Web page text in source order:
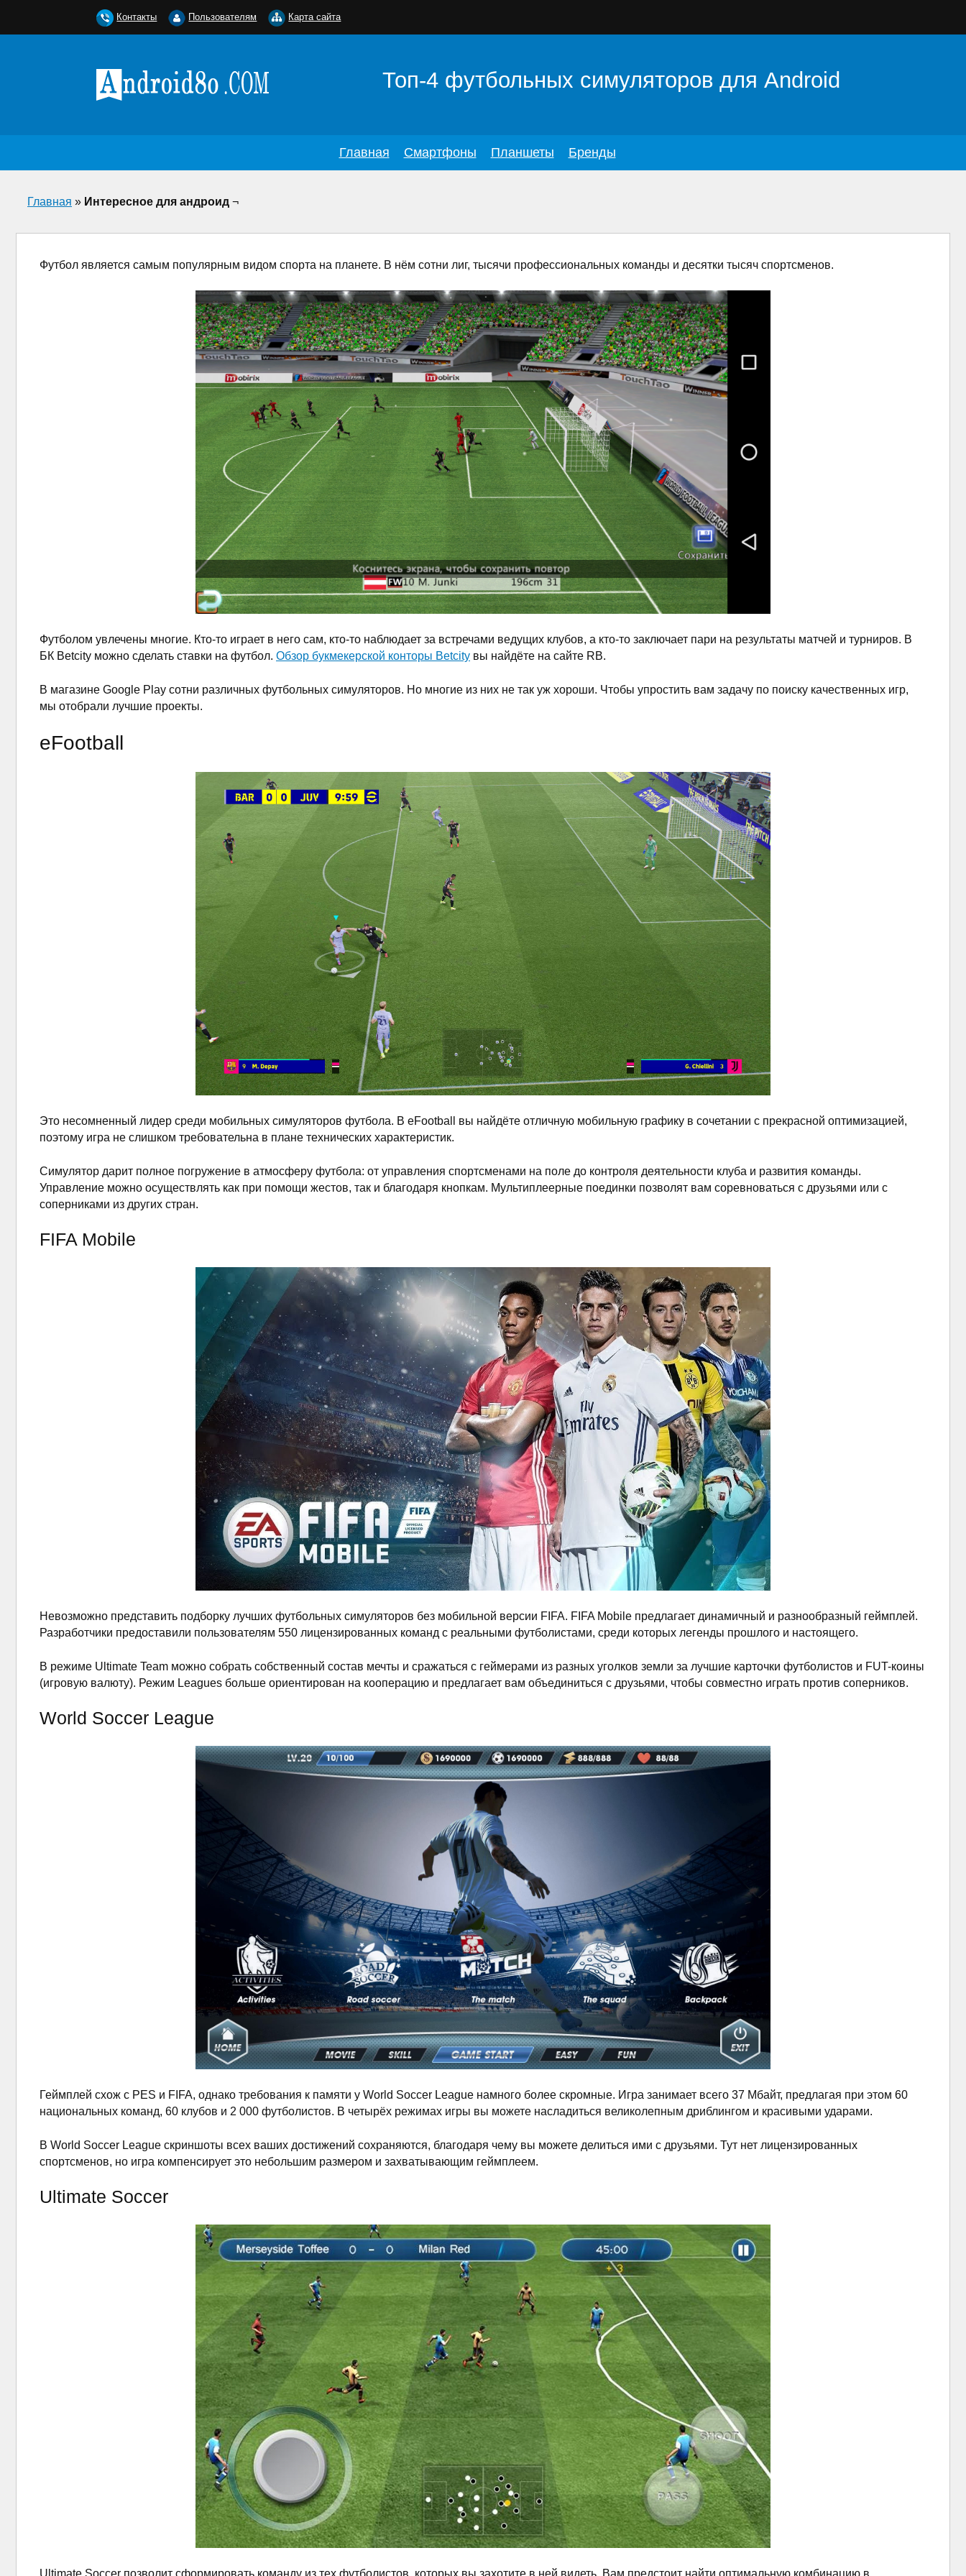
Топ-4 футбольных симуляторов для Android
Главная Смартфоны Планшеты Бренды
Главная » Интересное для андроид ¬
Футбол является самым популярным видом спорта на планете. В нём сотни лиг, тысячи профессиональных команды и десятки тысяч спортсменов.
Футболом увлечены многие. Кто-то играет в него сам, кто-то наблюдает за встречами ведущих клубов, а кто-то заключает пари на результаты матчей и турниров. В
БК Betcity можно сделать ставки на футбол. Обзор букмекерской конторы Betcity вы найдёте на сайте RB.
В магазине Google Play сотни различных футбольных симуляторов. Но многие из них не так уж хороши. Чтобы упростить вам задачу по поиску качественных игр,
мы отобрали лучшие проекты.
eFootball
Это несомненный лидер среди мобильных симуляторов футбола. В eFootball вы найдёте отличную мобильную графику в сочетании с прекрасной оптимизацией,
поэтому игра не слишком требовательна в плане технических характеристик.
Симулятор дарит полное погружение в атмосферу футбола: от управления спортсменами на поле до контроля деятельности клуба и развития команды.
Управление можно осуществлять как при помощи жестов, так и благодаря кнопкам. Мультиплеерные поединки позволят вам соревноваться с друзьями или с
соперниками из других стран.
FIFA Mobile
Невозможно представить подборку лучших футбольных симуляторов без мобильной версии FIFA. FIFA Mobile предлагает динамичный и разнообразный геймплей.
Разработчики предоставили пользователям 550 лицензированных команд с реальными футболистами, среди которых легенды прошлого и настоящего.
В режиме Ultimate Team можно собрать собственный состав мечты и сражаться с геймерами из разных уголков земли за лучшие карточки футболистов и FUT-коины
(игровую валюту). Режим Leagues больше ориентирован на кооперацию и предлагает вам объединиться с друзьями, чтобы совместно играть против соперников.
World Soccer League
Геймплей схож с PES и FIFA, однако требования к памяти у World Soccer League намного более скромные. Игра занимает всего 37 Мбайт, предлагая при этом 60
национальных команд, 60 клубов и 2 000 футболистов. В четырёх режимах игры вы можете насладиться великолепным дриблингом и красивыми ударами.
В World Soccer League скриншоты всех ваших достижений сохраняются, благодаря чему вы можете делиться ими с друзьями. Тут нет лицензированных
спортсменов, но игра компенсирует это небольшим размером и захватывающим геймплеем.
Ultimate Soccer
Ultimate Soccer позволит сформировать команду из тех футболистов, которых вы захотите в ней видеть. Вам предстоит найти оптимальную комбинацию в
Контакты Пользователям Карта сайта